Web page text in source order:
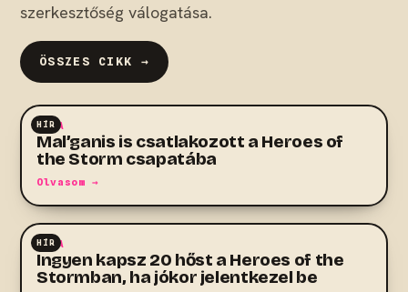
szerkesztőség válogatása.
ÖSSZES CIKK →
HÍR
MOBA
Mal’ganis is csatlakozott a Heroes of
the Storm csapatába
Olvasom →
HÍR
MOBA
Ingyen kapsz 20 hőst a Heroes of the
Stormban, ha jókor jelentkezel be